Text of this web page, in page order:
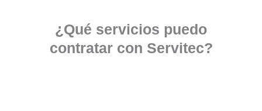
¿Qué servicios puedo
contratar con Servitec?